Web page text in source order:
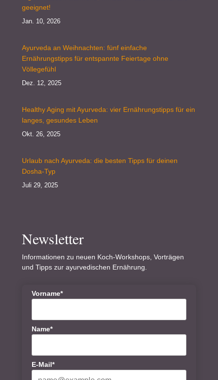
geeignet!
Jan. 10, 2026
Ayurveda an Weihnachten: fünf einfache
Ernährungstipps für entspannte Feiertage ohne
Völlegefühl
Dez. 12, 2025
Healthy Aging mit Ayurveda: vier Ernährungstipps für ein
langes, gesundes Leben
Okt. 26, 2025
Urlaub nach Ayurveda: die besten Tipps für deinen
Dosha-Typ
Juli 29, 2025
Newsletter
Informationen zu neuen Koch-Workshops, Vorträgen
und Tipps zur ayurvedischen Ernährung.
Vorname*
Name*
E-Mail*